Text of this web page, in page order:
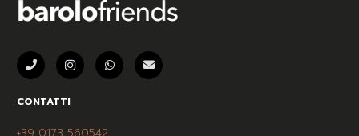
CONTATTI